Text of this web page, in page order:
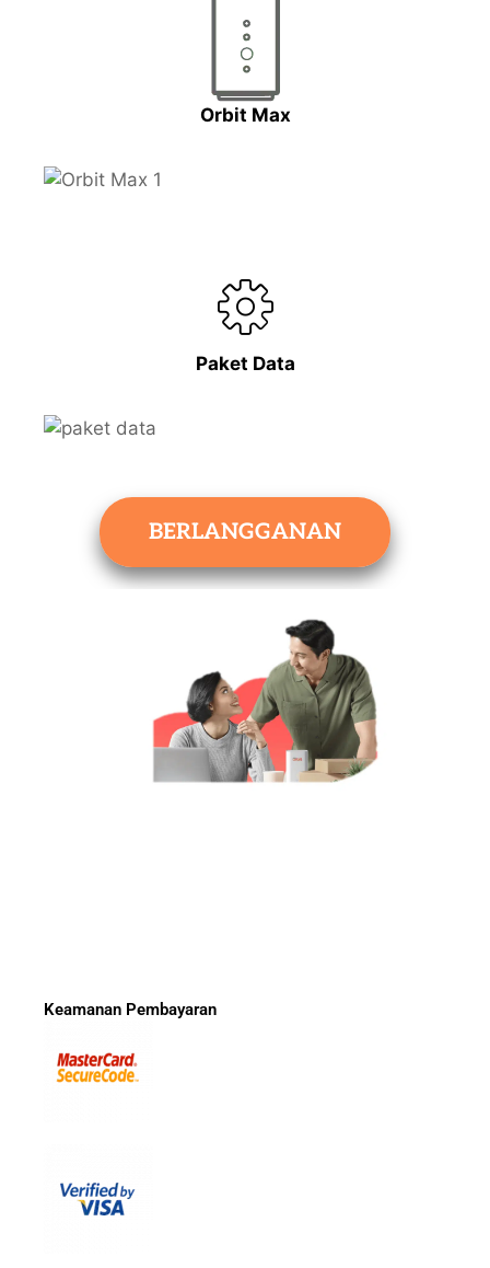
Orbit Max
Paket Data
BERLANGGANAN
Keamanan Pembayaran